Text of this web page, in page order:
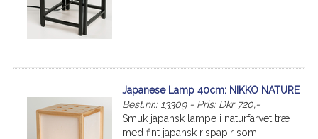
Japanese Lamp 40cm: NIKKO NATURE
Best.nr.: 13309 - Pris: Dkr 720,-
Smuk japansk lampe i naturfarvet træ
med fint japansk rispapir som